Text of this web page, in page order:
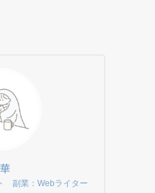
副業：Webライター